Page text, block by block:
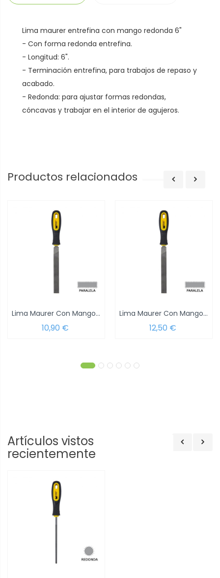
Lima maurer entrefina con mango redonda 6"
- Con forma redonda entrefina.
- Longitud: 6".
- Terminación entrefina, para trabajos de repaso y
acabado.
- Redonda: para ajustar formas redondas,
cóncavas y trabajar en el interior de agujeros.
Productos relacionados
Lima Maurer Con Mango Paralela Entrefina 4"
10,90 €
Lima Maurer Con Mango Paralela Entrefina 6"
12,50 €
Artículos vistos
recientemente